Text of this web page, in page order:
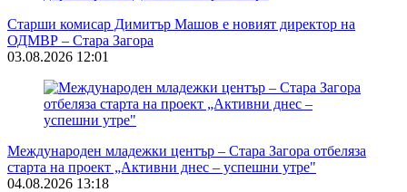
Старши комисар Димитър Машов е новият директор на
ОДМВР – Стара Загора
03.08.2026 12:01
Международен младежки център – Стара Загора отбеляза
старта на проект „Активни днес – успешни утре"
04.08.2026 13:18